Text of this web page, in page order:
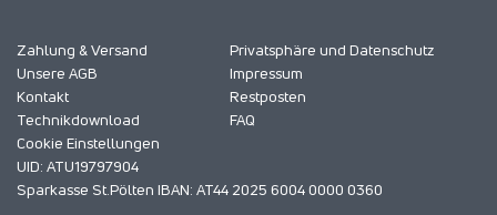
Zahlung & Versand
Privatsphäre und Datenschutz
Unsere AGB
Impressum
Kontakt
Restposten
Technikdownload
FAQ
Cookie Einstellungen
UID: ATU19797904
Sparkasse St.Pölten IBAN: AT44 2025 6004 0000 0360